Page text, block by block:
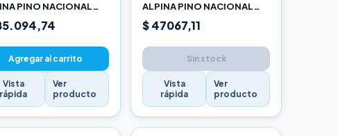
PINO NACIONAL
PRO
Agregar al carrito
Vista
rápida
Ver
producto
ALPINA PINO NACIONAL
1,20M PRO
$ 47067,11
Sin stock
Vista
rápida
Ver
producto